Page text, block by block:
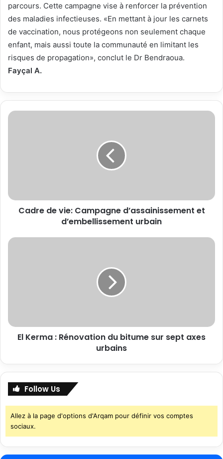
parcours. Cette campagne vise à renforcer la prévention
des maladies infectieuses. «En mettant à jour les carnets
de vaccination, nous protégeons non seulement chaque
enfant, mais aussi toute la communauté en limitant les
risques de propagation», conclut le Dr Bendraoua.
Fayçal A.
Cadre de vie: Campagne d’assainissement et
d’embellissement urbain
El Kerma : Rénovation du bitume sur sept axes
urbains
Follow Us
Allez à la page d'options d'Arqam pour définir vos comptes
sociaux.